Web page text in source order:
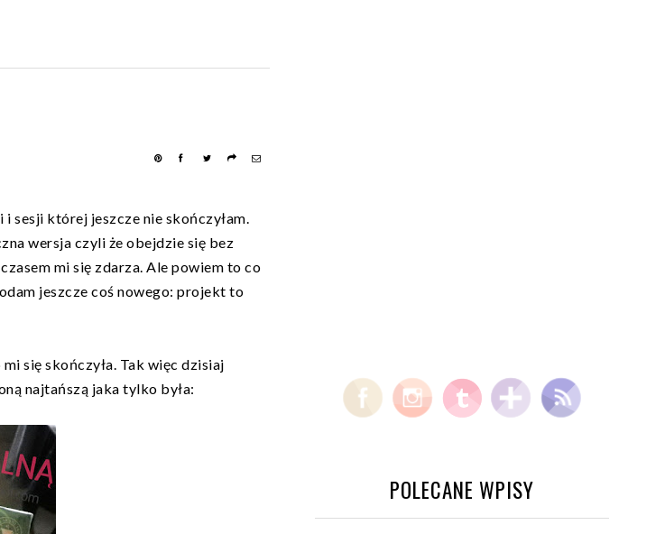
sesji której jeszcze nie skończyłam.
wersja czyli że obejdzie się bez
mi się zdarza. Ale powiem to co
jeszcze coś nowego: projekt to
się skończyła. Tak więc dzisiaj
najtańszą jaka tylko była:
POLECANE WPISY